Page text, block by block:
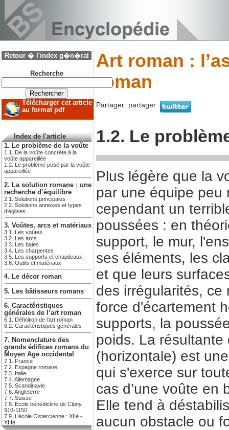
Retour � l'index g�n�ral
Recherche
Télécharger cet article
au format pdf
Index de l'article
1. Le problème de la voûte
1.1. De la voûte concrète à la
voûte appareillée
1.2. Le problème posé par la voûte
appareillée
2. La solution romane : une
recherche d’équilibre
2.1. Solutions principales
2.2. Solutions annexes et types
d’églises
3. Voûtes, arcs et matériaux
3.1. Les voûtes
3.2. Les arcs
3.3. Les baies
3.4. Les charpentes
3.5. Les supports et chapiteaux
3.6. Outils et matériaux
4. Le décor roman
5. Les bâtisseurs romans
6. Caractéristiques
générales de l’art roman
6.1. Définition de l’art roman
6.2. Caractéristiques générales
7. Nomenclature des
grands édifices romans du
Moyen Age occidental
7.1. France
7.2. Espagne romane
7.3. Italie
7.4. Allemagne
7.5. Scandinavie
7.6. Angleterre
7.7. Suisse
7.8. Ecole bénédictine de Cluny
910-1150
7.9. L’école Cistercienne : XIIè -
XIIIè
Art roman :
roman
Partager: partager
1.2. Le
Plus légère que la
par une équipe peu
cependant un
poussées : en
support, le mur,
ses éléments, les
et que leurs
des irrégularités, ce
force d'écartement
supports, la
poids. La
(horizontale) est
qui s'exerce sur
cas d’une voûte en
Elle tend à
aucun obstacle ou